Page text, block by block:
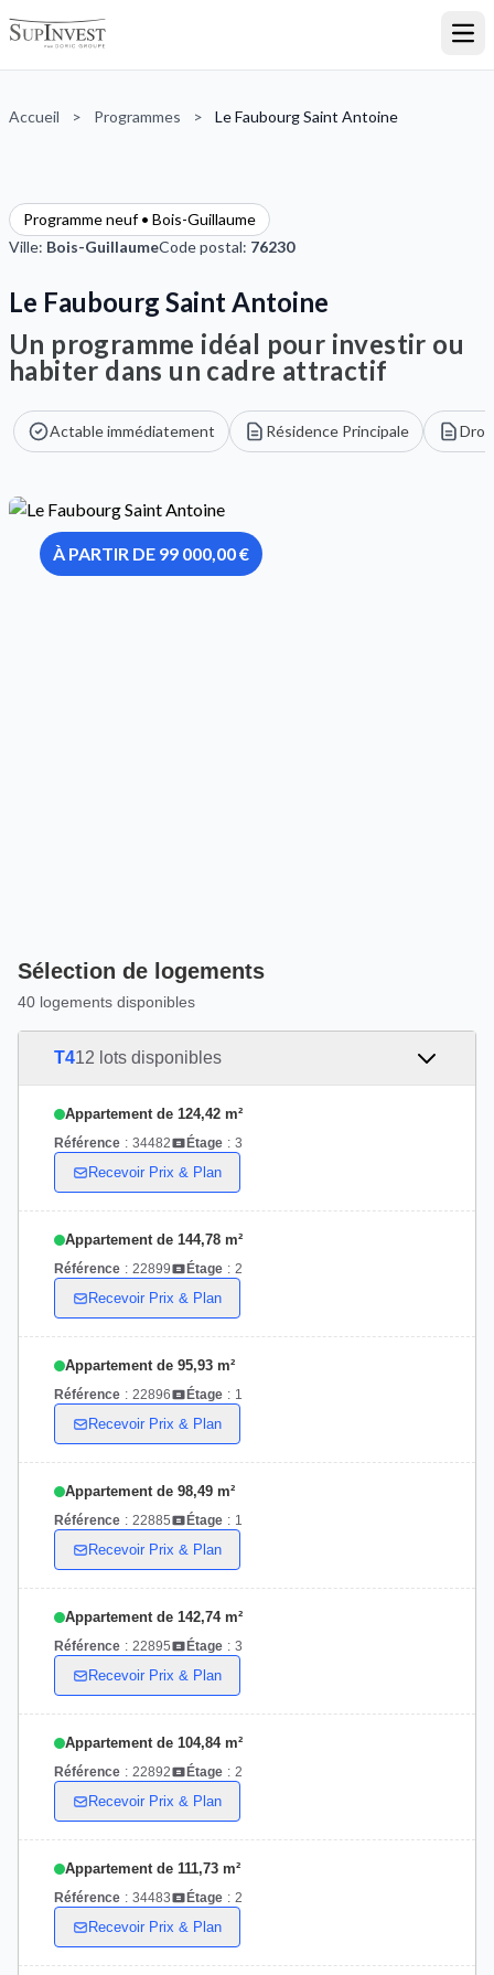
Accueil > Programmes > Le Faubourg Saint Antoine
Programme neuf • Bois-Guillaume
Ville: Bois-GuillaumeCode postal: 76230
Le Faubourg Saint Antoine
Un programme idéal pour investir ou
habiter dans un cadre attractif
Actable immédiatement Résidence Principale
À PARTIR DE 99 000,00 €
Sélection de logements
40 logements disponibles
T412 lots disponibles
Appartement de 124,42 m²
Référence : 34482 Étage : 3
Recevoir Prix & Plan
Appartement de 144,78 m²
Référence : 22899 Étage : 2
Recevoir Prix & Plan
Appartement de 95,93 m²
Référence : 22896 Étage : 1
Recevoir Prix & Plan
Appartement de 98,49 m²
Référence : 22885 Étage : 1
Recevoir Prix & Plan
Appartement de 142,74 m²
Référence : 22895 Étage : 3
Recevoir Prix & Plan
Appartement de 104,84 m²
Référence : 22892 Étage : 2
Recevoir Prix & Plan
Appartement de 111,73 m²
Référence : 34483 Étage : 2
Recevoir Prix & Plan